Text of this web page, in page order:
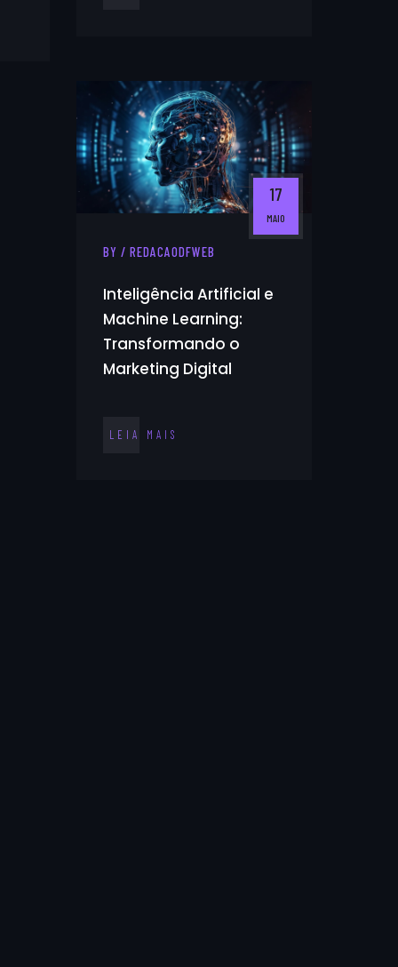
17
MAIO
BY / REDACAODFWEB
Inteligência Artificial e
Machine Learning:
Transformando o
Marketing Digital
LEIA MAIS